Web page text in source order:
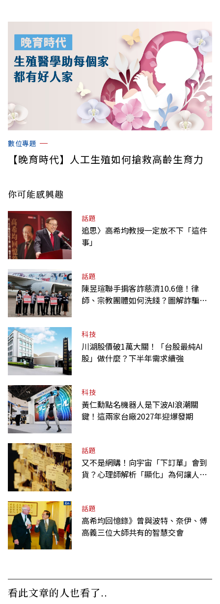
數位專題
【晚育時代】人工生殖如何搶救高齡生育力
你可能感興趣
話題
追思〉高希均教授一定放不下「這件
事」
話題
陳昱瑄聯手掮客詐慈濟10.6億！律
師、宗教團體如何洗錢？圖解詐騙關
科技
川湖股價破1萬大關！「台股最純AI
股」做什麼？下半年需求續強
科技
黃仁勳點名機器人是下波AI浪潮關
鍵！這兩家台廠2027年迎爆發期
話題
又不是網購！向宇宙「下訂單」會到
貨？心理師解析「顯化」為何讓人無
話題
高希均回憶錄》曾與波特、奈伊、傅
高義三位大師共有的智慧交會
看此文章的人也看了..